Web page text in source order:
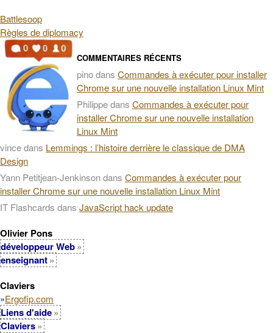
Battlesoop
Règles de diplomacy
COMMENTAIRES RÉCENTS
pinodans Commandes à exécuter pour installer
Chrome sur une nouvelle installation Linux Mint
Philippedans Commandes à exécuter pour
installer Chrome sur une nouvelle installation
Linux Mint
vincedans Lemmings : l’histoire derrière le classique de DMA
Design
Yann Petitjean-Jenkinsondans Commandes à exécuter pour
installer Chrome sur une nouvelle installation Linux Mint
IT Flashcards dans JavaScript hack update
Olivier Pons
développeur Web
enseignant
Claviers
»Ergofip.com
Liens d'aide
Claviers